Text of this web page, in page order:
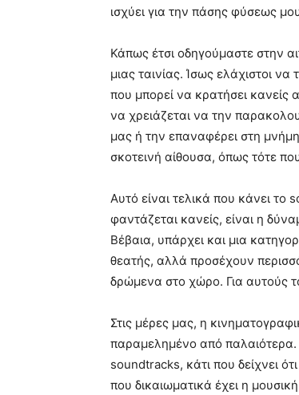
ισχύει για την πάσης φύσεως
Κάπως έτσι οδηγούμαστε στην
μιας ταινίας. Ίσως ελάχιστοι
που μπορεί να κρατήσει κανείς
να χρειάζεται να την
μας ή την επαναφέρει στη
σκοτεινή αίθουσα, όπως τότε
Αυτό είναι τελικά που κάνει το
φαντάζεται κανείς, είναι η
Βέβαια, υπάρχει και μια
θεατής, αλλά προσέχουν
δρώμενα στο χώρο. Για αυτούς
Στις μέρες μας, η
παραμελημένο από παλαιότερα.
soundtracks, κάτι που δείχνει
που δικαιωματικά έχει η